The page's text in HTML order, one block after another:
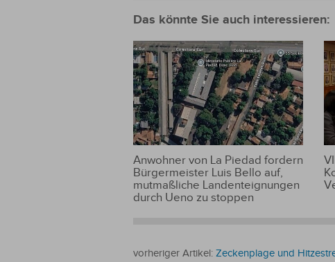
Das könnte Sie auch interessieren:
Anwohner von La Piedad fordern
Bürgermeister Luis Bello auf,
mutmaßliche Landenteignungen
durch Ueno zu stoppen
vorheriger Artikel: Zeckenplage und